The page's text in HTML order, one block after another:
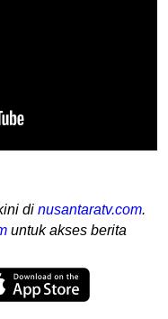
di nusantaratv.com.
untuk akses berita